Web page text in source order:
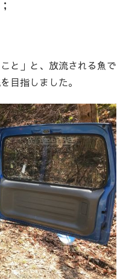
と」と、放流される魚で
目指しました。